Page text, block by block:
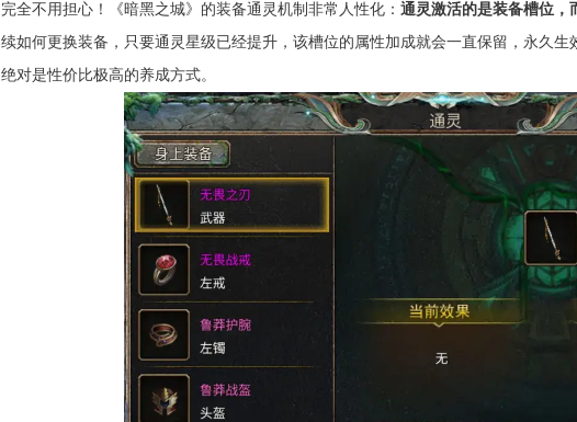
完全不用担心！《暗黑之城》的装备通灵机制非常人性化： 通灵激活的是装备槽位，
续如何更换装备，只要通灵星级已经提升，该槽位的属性加成就会一直保留，永久
绝对是性价比极高的养成方式。